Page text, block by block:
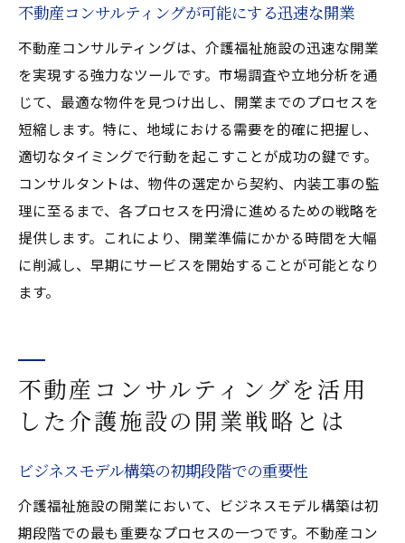
不動産コンサルティングが可能にする迅速な開業
不動産コンサルティングは、介護福祉施設の迅速な開業
を実現する強力なツールです。市場調査や立地分析を通
じて、最適な物件を見つけ出し、開業までのプロセスを
短縮します。特に、地域における需要を的確に把握し、
適切なタイミングで行動を起こすことが成功の鍵です。
コンサルタントは、物件の選定から契約、内装工事の監
理に至るまで、各プロセスを円滑に進めるための戦略を
提供します。これにより、開業準備にかかる時間を大幅
に削減し、早期にサービスを開始することが可能となり
ます。
不動産コンサルティングを活用
した介護施設の開業戦略とは
ビジネスモデル構築の初期段階での重要性
介護福祉施設の開業において、ビジネスモデル構築は初
期段階での最も重要なプロセスの一つです。不動産コン